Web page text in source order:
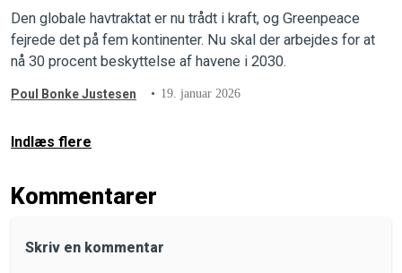
Den globale havtraktat er nu trådt i kraft, og Greenpeace
fejrede det på fem kontinenter. Nu skal der arbejdes for at
nå 30 procent beskyttelse af havene i 2030.
Poul Bonke Justesen 19. januar 2026
Indlæs flere
Kommentarer
Skriv en kommentar